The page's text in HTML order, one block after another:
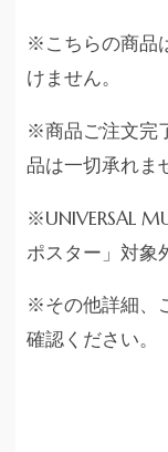
※こちらの商品
けません。
※商品ご注文完
品は一切承れま
※UNIVERSAL
ポスター」対象
※その他詳細、
確認ください。